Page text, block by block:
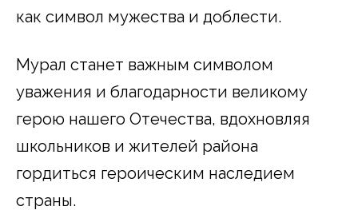
как символ мужества и доблести.
Мурал станет важным символом
уважения и благодарности великому
герою нашего Отечества, вдохновляя
школьников и жителей района
гордиться героическим наследием
страны.